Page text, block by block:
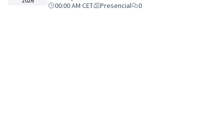
00:00 AM CET Presencial 0